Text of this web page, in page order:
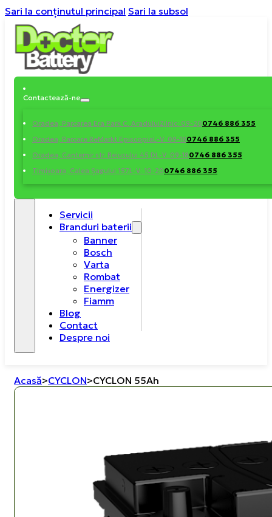
Sari la conținutul principal Sari la subsol
Contactează-ne
Oradea, Parcarea Era Park C. AraduluiZilnic: 09-200746 886 355
Oradea, Parcare ReMarkt EpiscopiaL-V: 09-180746 886 355
Oradea, Cantemir str. Beiusului 45 DL-V: 09-180746 886 355
Timișoara, Calea Șagului 157L-V: 10-200746 886 355
Servicii
Branduri baterii
Banner
Bosch
Varta
Rombat
Energizer
Fiamm
Blog
Contact
Despre noi
Acasă>CYCLON>CYCLON 55Ah